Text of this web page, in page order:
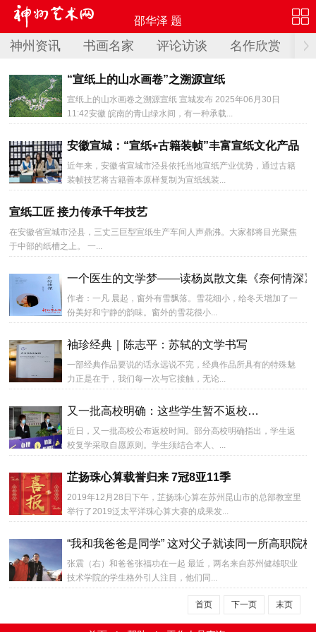
邵华泽 题
神州资讯 书画名家 评论访谈 名作欣赏
“宣纸上的山水画卷”之溯源宣纸
宣纸上的山水画卷之溯源宣纸 宣城发布 2025年06月30日
11:42安徽 皖南的青山绿水间，有一种承载...
安徽宣城：“宣纸+古籍装帧”丰富宣纸文化产品
近年来，安徽省宣城市泾县依托当地宣纸产业优势，通过古籍
装帧技艺将古籍善本原样复制为宣纸线装...
宣纸工匠 接力传承千年技艺
在安徽省宣城市泾县，三丈三巨型宣纸生产车间人声鼎沸。大家都将目光聚焦
于中部的纸槽之上。 一...
一个医生的文学梦——读杨岚散文集《奈何情深
作者：一凡 晨起，窗外有雪飘落。雪花细小，给冬天增加了一
份美好和宁静的韵味。窗外的雪花很小...
袖珍经典｜陈志平：苏轼的文学书写
一部经典作品要说的话永远说不完，经典作品所具有的特殊魅
力正是在于，我们每一次与它接触，无论...
又一批高校明确：这些学生暂不返校…
近日，又一批高校公布返校时间。部分高校明确指出，学生返
校复学采取自愿原则。学生须结合本人、...
芷扬珠心算载誉归来 7冠8亚11季
2019年12月28日下午，芷扬珠心算在苏州昆山市的总部教室里
举行了2019泛太平洋珠心算大赛的成果发...
“我和我爸爸是同学” 这对父子就读同一所高职院校
张震（右）和爸爸张福功在一起 最近，两名来自苏州健雄职业
技术学院的学生格外引人注目，他们同...
首页 下一页 末页